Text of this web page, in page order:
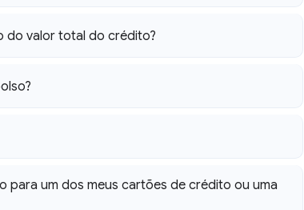
do valor total do crédito?
para um dos meus cartões de crédito ou uma